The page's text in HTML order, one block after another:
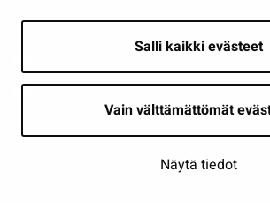
Salli kaikki evästeet
Vain välttämättömät
Näytä tiedot
Saavutettavuusseloste | ©